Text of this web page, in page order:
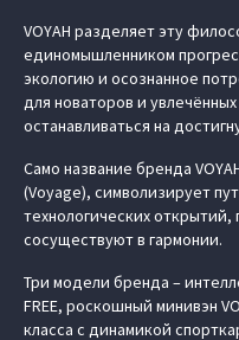
VOYAH разделяет эту
единомышленником
экологию и осознанное
для новаторов и
останавливаться на
Само название бренда
(Voyage), символизирует
технологических
сосуществуют в гармонии.
Три модели бренда –
FREE, роскошный минивэн
класса с динамикой